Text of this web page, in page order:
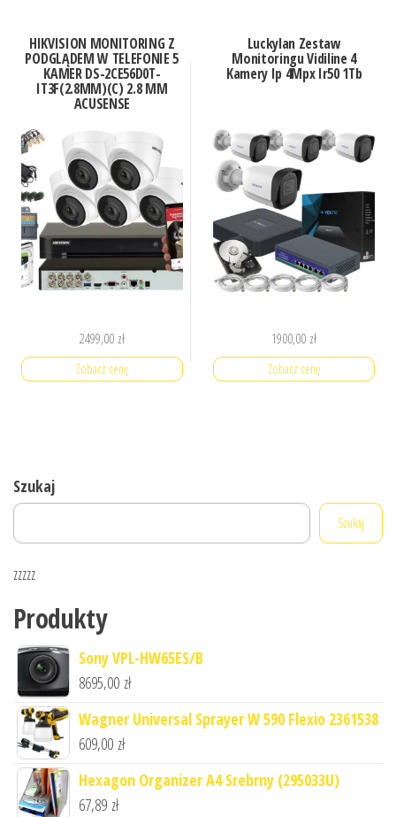
HIKVISION MONITORING Z
PODGLĄDEM W TELEFONIE 5
KAMER DS-2CE56D0T-
IT3F(2.8MM)(C) 2.8 MM
ACUSENSE
2499,00 zł
Zobacz cenę
Luckylan Zestaw
Monitoringu Vidiline 4
Kamery Ip 4Mpx Ir50 1Tb
1900,00 zł
Zobacz cenę
Szukaj
Szukaj
zzzzz
Produkty
Sony VPL-HW65ES/B
8695,00 zł
Wagner Universal Sprayer W 590 Flexio 2361538
609,00 zł
Hexagon Organizer A4 Srebrny (295033U)
67,89 zł